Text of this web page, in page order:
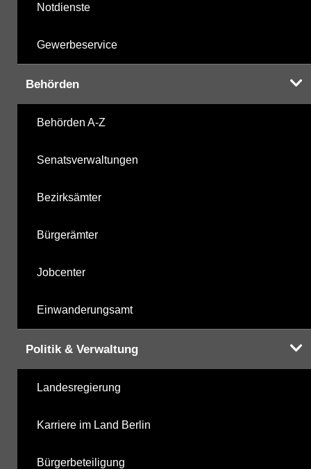
Notdienste
Gewerbeservice
Behörden
Behörden A-Z
Senatsverwaltungen
Bezirksämter
Bürgerämter
Jobcenter
Einwanderungsamt
Politik & Verwaltung
Landesregierung
Karriere im Land Berlin
Bürgerbeteiligung